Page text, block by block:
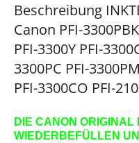
Beschreibung
Canon PFI-
PFI-3300Y PFI-
3300PC PFI-
PFI-3300CO PFI-
DIE CANON
WIEDERBEFÜLLEN